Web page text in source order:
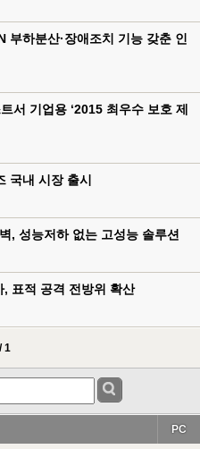
하분산·장애조치 기능 갖춘 인
서 기업용 ‘2015 최우수 보호 제
국내 시장 출시
, 성능저하 없는 고성능 솔루션
표적 공격 전방위 확산
1
PC